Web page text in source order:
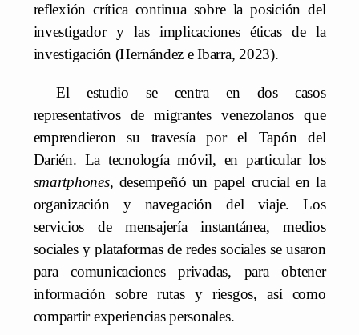
reflexión crítica continua sobre la posición del
investigador y las implicaciones éticas de la
investigación (Hernández e Ibarra, 2023).
El estudio se centra en dos casos
representativos de migrantes venezolanos que
emprendieron su travesía por el Tapón del
Darién. La tecnología móvil, en particular los
smartphones, desempeñó un papel crucial en la
organización y navegación del viaje. Los
servicios de mensajería instantánea, medios
sociales y plataformas de redes sociales se usaron
para comunicaciones privadas, para obtener
información sobre rutas y riesgos, así como
compartir experiencias personales.